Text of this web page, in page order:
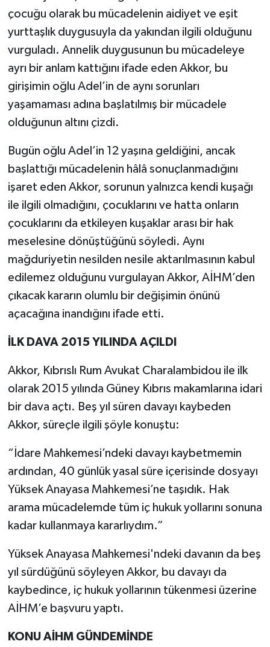
çocuğu olarak bu mücadelenin aidiyet ve eşit
yurttaşlık duygusuyla da yakından ilgili olduğunu
vurguladı. Annelik duygusunun bu mücadeleye
ayrı bir anlam kattığını ifade eden Akkor, bu
girişimin oğlu Adel’in de aynı sorunları
yaşamaması adına başlatılmış bir mücadele
olduğunun altını çizdi.
Bugün oğlu Adel’in 12 yaşına geldiğini, ancak
başlattığı mücadelenin hâlâ sonuçlanmadığını
işaret eden Akkor, sorunun yalnızca kendi kuşağı
ile ilgili olmadığını, çocuklarını ve hatta onların
çocuklarını da etkileyen kuşaklar arası bir hak
meselesine dönüştüğünü söyledi. Aynı
mağduriyetin nesilden nesile aktarılmasının kabul
edilemez olduğunu vurgulayan Akkor, AİHM’den
çıkacak kararın olumlu bir değişimin önünü
açacağına inandığını ifade etti.
İLK DAVA 2015 YILINDA AÇILDI
Akkor, Kıbrıslı Rum Avukat Charalambidou ile ilk
olarak 2015 yılında Güney Kıbrıs makamlarına idari
bir dava açtı. Beş yıl süren davayı kaybeden
Akkor, süreçle ilgili şöyle konuştu:
“İdare Mahkemesi’ndeki davayı kaybetmemin
ardından, 40 günlük yasal süre içerisinde dosyayı
Yüksek Anayasa Mahkemesi’ne taşıdık. Hak
arama mücadelemde tüm iç hukuk yollarını sonuna
kadar kullanmaya kararlıydım.”
Yüksek Anayasa Mahkemesi'ndeki davanın da beş
yıl sürdüğünü söyleyen Akkor, bu davayı da
kaybedince, iç hukuk yollarının tükenmesi üzerine
AİHM’e başvuru yaptı.
KONU AİHM GÜNDEMİNDE